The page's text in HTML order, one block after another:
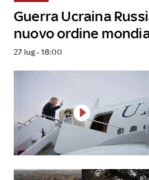
Guerra Ucraina
nuovo ordine
27 lug - 18:00